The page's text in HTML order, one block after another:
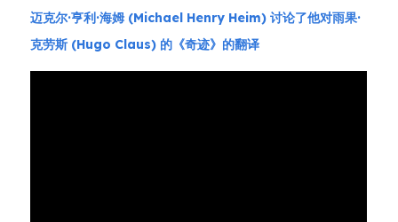
迈克尔·亨利·海姆 (Michael Henry Heim) 讨论了他对雨果·
克劳斯 (Hugo Claus) 的《奇迹》的翻译